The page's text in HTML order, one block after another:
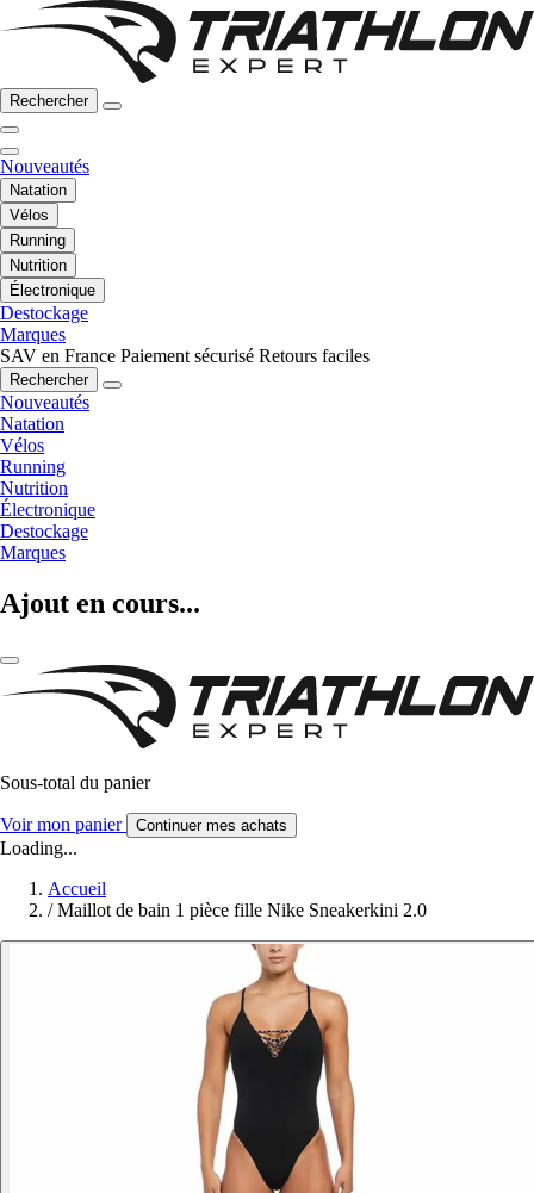
Rechercher
Nouveautés
Natation
Vélos
Running
Nutrition
Électronique
Destockage
Marques
SAV en France Paiement sécurisé Retours faciles
Rechercher
Nouveautés
Natation
Vélos
Running
Nutrition
Électronique
Destockage
Marques
Ajout en cours...
Sous-total du panier
Voir mon panier Continuer mes achats
Loading...
Accueil
/ Maillot de bain 1 pièce fille Nike Sneakerkini 2.0